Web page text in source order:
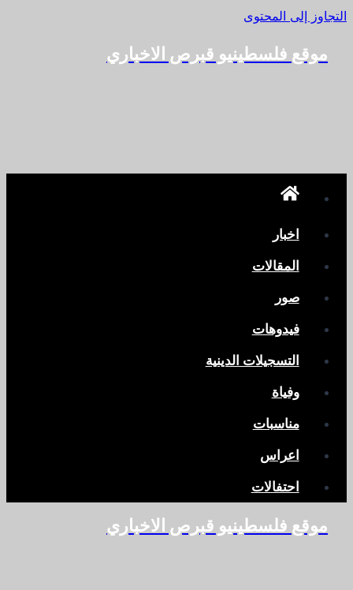
التجاوز إلى المحتوى
موقع فلسطينيو قبرص الاخباري
اخبار
المقالات
صور
فيدوهات
التسجيلات الدينية
وفياة
مناسبات
اعراس
احتفالات
موقع فلسطينيو قبرص الاخباري